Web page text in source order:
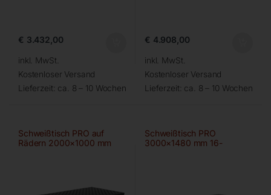
€ 3.432,00
inkl. MwSt.
Kostenloser Versand
Lieferzeit: ca. 8 – 10 Wochen
€ 4.908,00
inkl. MwSt.
Kostenloser Versand
Lieferzeit: ca. 8 – 10 Wochen
Schweißtisch PRO auf
Rädern 2000×1000 mm
Schweißtisch PRO
3000×1480 mm 16-